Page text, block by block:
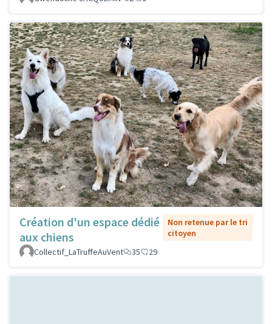
Création d'un espace dédié
aux chiens
Non retenue par le tri
citoyen
Collectif_LaTruffeAuVent
35 29